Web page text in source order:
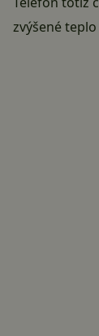
zvýšené